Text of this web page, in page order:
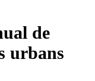
de
urbans